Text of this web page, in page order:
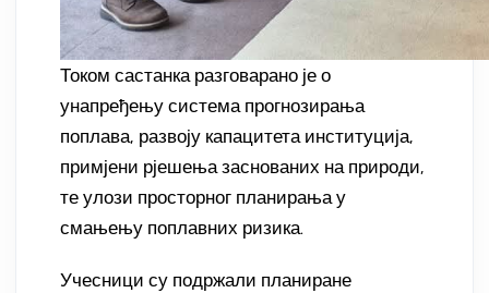
Током састанка разговарано је о
унапређењу система прогнозирања
поплава, развоју капацитета институција,
примјени рјешења заснованих на природи,
те улози просторног планирања у
смањењу поплавних ризика.
Учесници су подржали планиране